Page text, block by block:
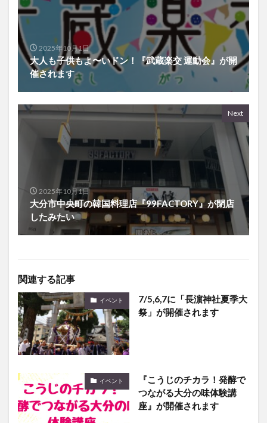
2025年10月1日
大人も子供もよ〜いドン！『武蔵楽交 運動会』が開
催されます
Next
2025年10月1日
大分市中央町の韓国料理店『99FACTORY』が閉店
したみたい
関連する記事
イベント
7/5,6,7に「長濵神社夏季大
祭」が開催されます
イベント
『こうじのチカラ！発酵で
つながる大分の味体験講
座』が開催されます